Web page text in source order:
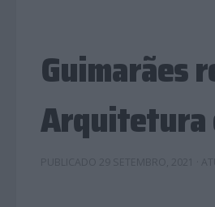
Guimarães
Arquitetura